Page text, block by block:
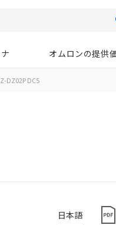
オムロンの提供
DZ02P DC5
日本語